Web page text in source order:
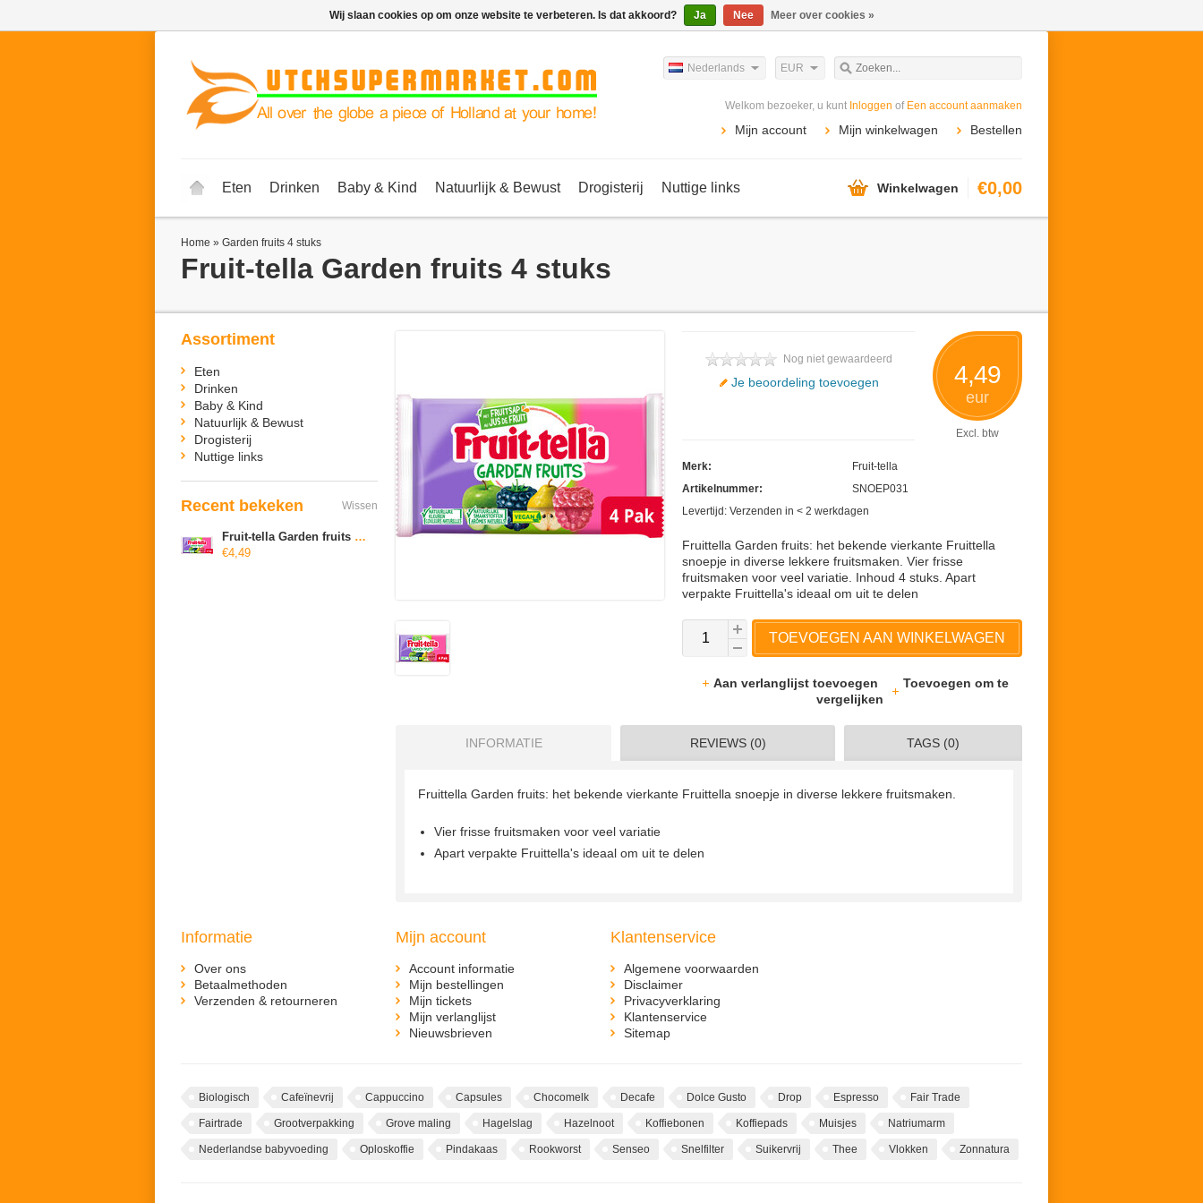
EUR
Nederlands
Welkom bezoeker, u kunt Inloggen of Een account aanmaken
Mijn account Mijn winkelwagen Bestellen
Eten Drinken Baby & Kind Natuurlijk & Bewust Drogisterij Nuttige links Winkelwagen €0,00
Home » Garden fruits 4 stuks
Fruit-tella Garden fruits 4 stuks
4,49
eur
Excl. btw
Nog niet gewaardeerd
Je beoordeling toevoegen
Merk:
Fruit-tella
Artikelnummer:
SNOEP031
Levertijd: Verzenden in < 2 werkdagen
Fruittella Garden fruits: het bekende vierkante Fruittella
snoepje in diverse lekkere fruitsmaken. Vier frisse
fruitsmaken voor veel variatie. Inhoud 4 stuks. Apart
verpakte Fruittella's ideaal om uit te delen
TOEVOEGEN AAN WINKELWAGEN
Aan verlanglijst toevoegen
Toevoegen om te
vergelijken
INFORMATIE REVIEWS (0) TAGS (0)
Fruittella Garden fruits: het bekende vierkante Fruittella snoepje in diverse lekkere fruitsmaken.
Vier frisse fruitsmaken voor veel variatie
Apart verpakte Fruittella's ideaal om uit te delen
Assortiment
Eten
Drinken
Baby & Kind
Natuurlijk & Bewust
Drogisterij
Nuttige links
Recent bekeken Wissen
Fruit-tella Garden fruits 4 stuks
€4,49
Informatie
Over ons
Betaalmethoden
Verzenden & retourneren
Mijn account
Account informatie
Mijn bestellingen
Mijn tickets
Mijn verlanglijst
Nieuwsbrieven
Klantenservice
Algemene voorwaarden
Disclaimer
Privacyverklaring
Klantenservice
Sitemap
Biologisch Cafeïnevrij Cappuccino Capsules Chocomelk Decafe Dolce Gusto Drop Espresso Fair Trade
Fairtrade Grootverpakking Grove maling Hagelslag Hazelnoot Koffiebonen Koffiepads Muisjes Natriumarm
Nederlandse babyvoeding Oploskoffie Pindakaas Rookworst Senseo Snelfilter Suikervrij Thee Vlokken Zonnatura
Wij slaan cookies op om onze website te verbeteren. Is dat akkoord? Ja Nee Meer over cookies »